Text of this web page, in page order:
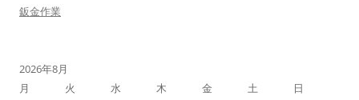
鈑金作業
2026年8月
月
火 水 木 金 土
日